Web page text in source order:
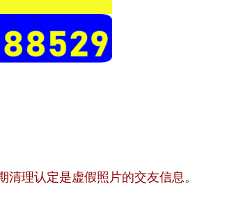
清理认定是虚假照片的交友信息。